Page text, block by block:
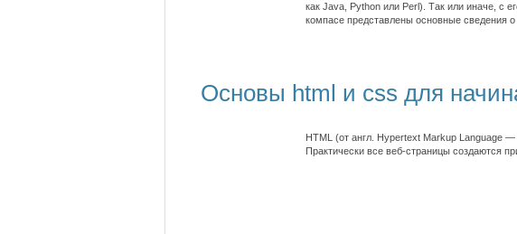
как Java, Python или Perl). Так или иначе, с
компасе представлены основные сведения
Основы html и css для
HTML (от англ. Hypertext Markup Language
Практически все веб-страницы создаются